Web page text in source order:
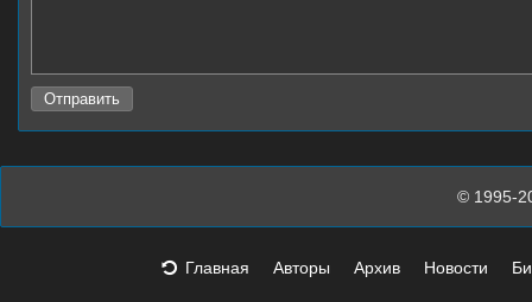
© 1995-
Главная Авторы Архив Новости